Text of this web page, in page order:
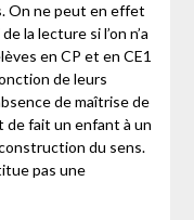
On ne peut en effet
la lecture si l’on n’a
en CP et en CE1
de leurs
de maîtrise de
de fait un enfant à un
du sens.
pas une